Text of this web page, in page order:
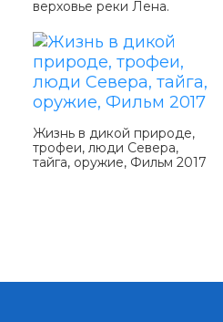
верховье реки Лена.
Жизнь в дикой природе,
трофеи, люди Севера,
тайга, оружие, Фильм 2017